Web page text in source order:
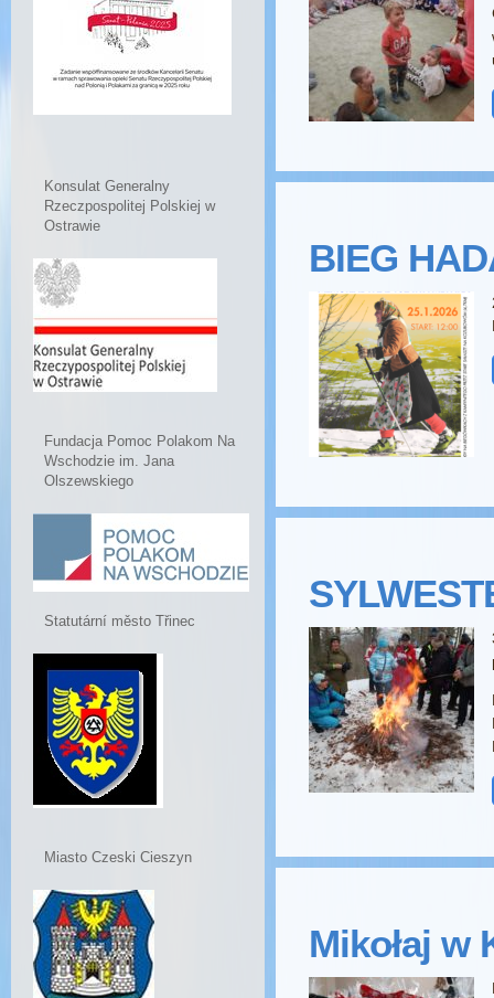
BIEG
Mikołaj w
Konsulat Generalny
Rzeczpospolitej Polskiej w
Ostrawie
Fundacja Pomoc Polakom Na
Wschodzie im. Jana
Olszewskiego
Statutární město Třinec
Miasto Czeski Cieszyn